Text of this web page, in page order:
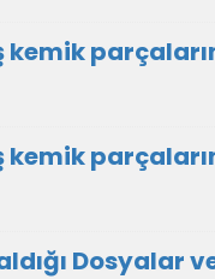
kemik
kemik
Dosyalar